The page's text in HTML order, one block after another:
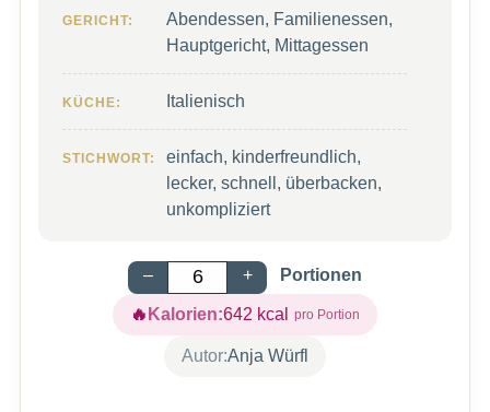
GERICHT:
Abendessen, Familienessen,
Hauptgericht, Mittagessen
KÜCHE: Italienisch
STICHWORT:
einfach, kinderfreundlich,
lecker, schnell, überbacken,
unkompliziert
– + Portionen
Kalorien:642 kcal
Autor:Anja Würfl